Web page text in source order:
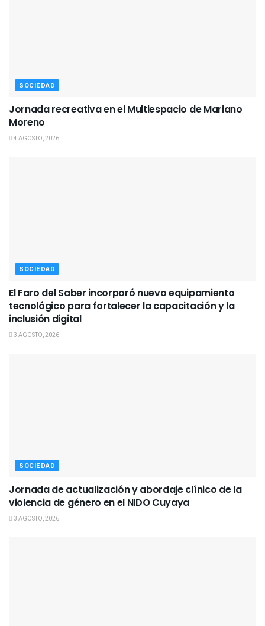
SOCIEDAD
Jornada recreativa en el Multiespacio de Mariano
Moreno
4 AGOSTO, 2026
SOCIEDAD
El Faro del Saber incorporó nuevo equipamiento
tecnológico para fortalecer la capacitación y la
inclusión digital
3 AGOSTO, 2026
SOCIEDAD
Jornada de actualización y abordaje clínico de la
violencia de género en el NIDO Cuyaya
3 AGOSTO, 2026